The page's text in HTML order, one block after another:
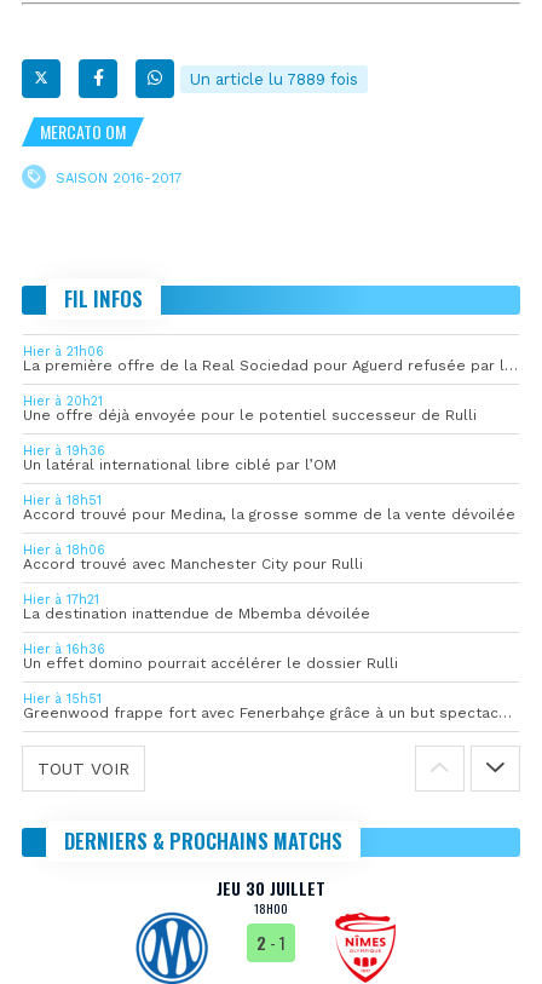
Un article lu 7889 fois
MERCATO OM
SAISON 2016-2017
FIL INFOS
Hier à 21h06
La première offre de la Real Sociedad pour Aguerd refusée par l’OM
Hier à 20h21
Une offre déjà envoyée pour le potentiel successeur de Rulli
Hier à 19h36
Un latéral international libre ciblé par l’OM
Hier à 18h51
Accord trouvé pour Medina, la grosse somme de la vente dévoilée
Hier à 18h06
Accord trouvé avec Manchester City pour Rulli
Hier à 17h21
La destination inattendue de Mbemba dévoilée
Hier à 16h36
Un effet domino pourrait accélérer le dossier Rulli
Hier à 15h51
Greenwood frappe fort avec Fenerbahçe grâce à un but spectaculaire
TOUT VOIR
DERNIERS & PROCHAINS MATCHS
JEU 30 JUILLET
18H00
2 - 1